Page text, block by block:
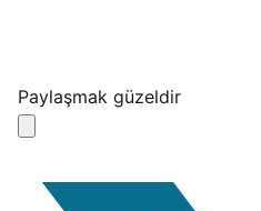
Paylaşmak güzeldir